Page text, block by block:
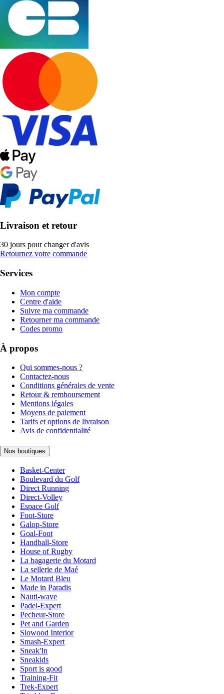
Livraison et retour
30 jours pour changer d'avis
Retournez votre commande
Services
Mon compte
Centre d'aide
Suivre ma commande
Retourner ma commande
Codes promo
À propos
Qui sommes-nous ?
Contactez-nous
Conditions générales de vente
Retour & remboursement
Mentions légales
Moyens de paiement
Tarifs et options de livraison
Avis de confidentialité
Nos boutiques
Basket-Center
Boulevard du Golf
Direct Running
Direct-Volley
Espace Golf
Foot-Store
Galop-Store
Goal-Foot
Handball-Store
House of Rugby
La bagagerie du Motard
La sellerie de Maé
Le Motard Bleu
Made in Paradis
Nauti-wave
Padel-Expert
Pecheur-Store
Pet and Garden
Slowood Interior
Smash-Expert
Sneak'In
Sneakids
Sport is good
Training-Fit
Trek-Expert